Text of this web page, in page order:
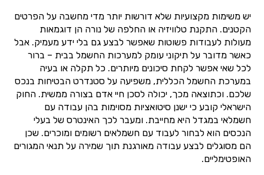
יש משימות מקצועיות שלא דורשות יותר מדי מחשבה על הפרטים
הקטנים. התקנת טלוויזיה או החלפה של נורה הן דוגמאות
מעולות לעבודות פשוטות שאפשר לבצע גם בלי ידע מעמיק. אבל
כאשר מדובר על תיקוני עומק למערכות החשמל בבית – ברור
לכל שאי אפשר לקחת סיכונים מיותרים. כל תקלה או בעיה
במערכת החשמל הכללית, משפיעה על סטנדרט הבטיחות בנכס
שלכם. וכתוצאה מכך, יכולה לסכן חיי אדם בצורה ממשית. החוק
הישראלי קובע כי ישנן סיטואציות מסוימות בהן עבודה עם
חשמלאי במגדל היא מחייבת. ומעבר לכך האינטרס של בעלי
הנכסים הוא לבחור לעבוד עם חשמלאים רשומים ומוכרים. שכן
הם מסוגלים לבצע עבודה מאורגנת תוך שמירה על תנאי המגורים
האופטימליים.